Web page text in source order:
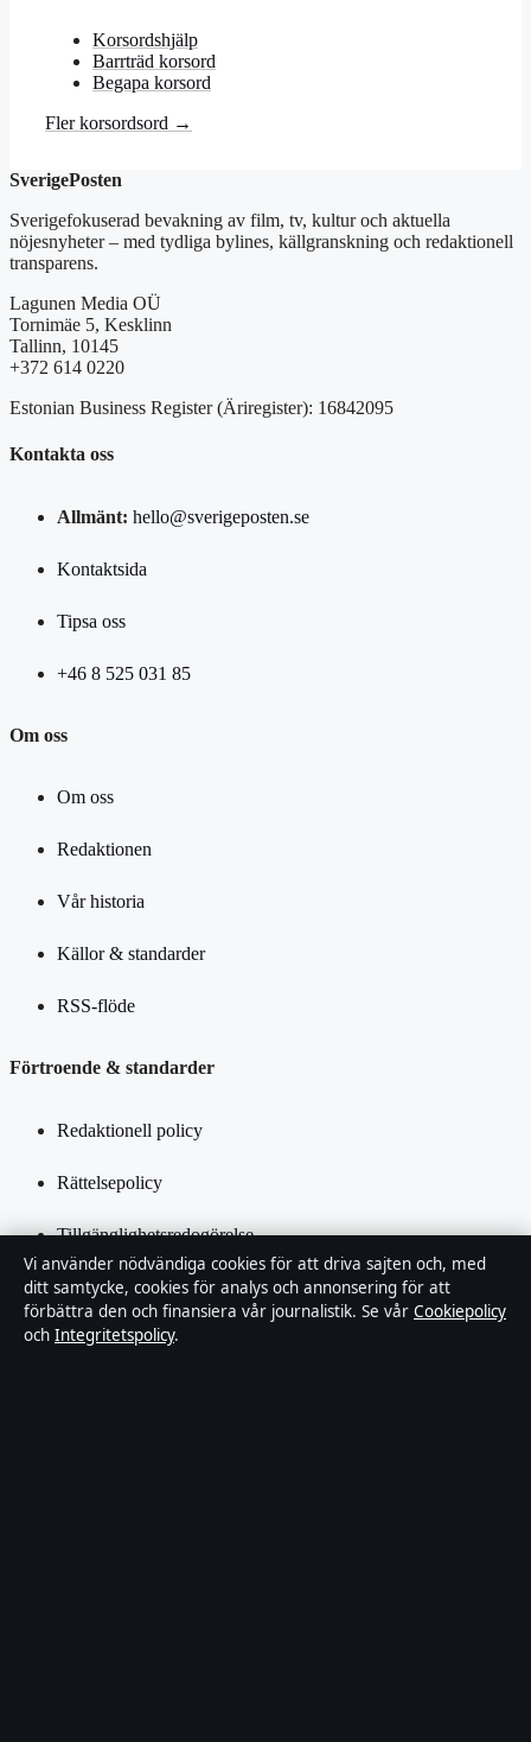
Korsordshjälp
Barrträd korsord
Begapa korsord
Fler korsordsord →
SverigePosten
Sverigefokuserad bevakning av film, tv, kultur och aktuella
nöjesnyheter – med tydliga bylines, källgranskning och redaktionell
transparens.
Lagunen Media OÜ
Tornimäe 5, Kesklinn
Tallinn, 10145
+372 614 0220
Estonian Business Register (Äriregister): 16842095
Kontakta oss
Allmänt: hello@sverigeposten.se
Kontaktsida
Tipsa oss
+46 8 525 031 85
Om oss
Om oss
Redaktionen
Vår historia
Källor & standarder
RSS-flöde
Förtroende & standarder
Redaktionell policy
Rättelsepolicy
Tillgänglighetsredogörelse
Integritetspolicy
Kändisar & integritet
Vi använder nödvändiga cookies för att driva sajten och, med
ditt samtycke, cookies för analys och annonsering för att
förbättra den och finansiera vår journalistik. Se vår Cookiepolicy
och Integritetspolicy.